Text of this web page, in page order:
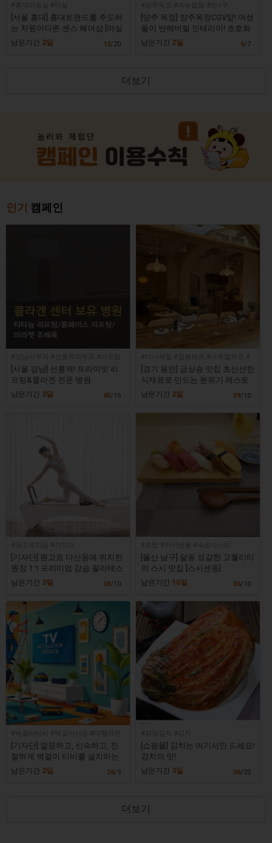
[서울 홍대] 홍대트랜드를 주도하
는 차원이다른 센스 헤어샵 [마실
홍대점]
남은기간 2일 12/20
#양주옥정 #속눈썹펌 #반o구
[양주 옥정] 양주옥정CGV앞! 여성
들이 반해버릴 인테리어! 초호화
No.1 속눈썹&반o구샵 [미녀작업
남은기간 2일 6/7
더보기
인기 캠페인
#콜라겐
[서울 강남] 선릉역! 프라이빗 리
프팅&콜라겐 전문 병원
남은기간 3일 45/15
#디너체험 #잠봉뵈르 #네츄럴와인 #
라구파스타
[경기 용인] 급상승 맛집 초신선한
식재료로 만드는 분위기 레스토
랑 [포멜로]
남은기간 2일 39/10
[기자단] 원고료 다산동에 위치한
원장 1:1 프리미엄 강습 필라테스
[필라테스현]
남은기간 3일 38/10
#초밥 #카이센동 #숙성사시미
[울산 남구] 달동 정갈한 고퀄리티
의 스시 맛집 [스시센동]
남은기간 10일 36/10
#벽걸이티비 #벽걸이시공 #대형가전
설치
[기자단] 깔끔하고, 신속하고, 친
절하게 벽걸이 티비를 설치하는
업체 [다홈솔루션]
남은기간 2일 36/5
[쇼핑몰] 김치는 여기서만 드세요!
김치의 맛!
남은기간 3일 36/20
더보기